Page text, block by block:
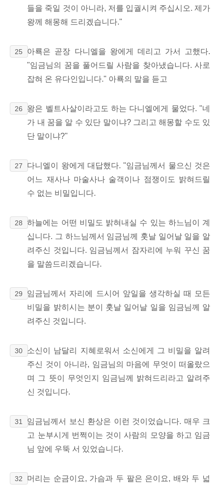
들을 죽일 것이 아니라, 저를 입궐시켜 주십시오. 제가
왕께 해몽해 드리겠습니다."
25
아룍은 곧장 다니엘을 왕에게 데리고 가서 고했다.
"임금님의 꿈을 풀어드릴 사람을 찾아냈습니다. 사로
잡혀 온 유다인입니다." 아룍의 말을 듣고
26
왕은 벨트사살이라고도 하는 다니엘에게 물었다. "네
가 내 꿈을 알 수 있단 말이냐? 그리고 해몽할 수도 있
단 말이냐?"
27
다니엘이 왕에게 대답했다. "임금님께서 물으신 것은
어느 재사나 마술사나 술객이나 점쟁이도 밝혀드릴
수 없는 비밀입니다.
28
하늘에는 어떤 비밀도 밝혀내실 수 있는 하느님이 계
십니다. 그 하느님께서 임금님께 훗날 일어날 일을 알
려주신 것입니다. 임금님께서 잠자리에 누워 꾸신 꿈
을 말씀드리겠습니다.
29
임금님께서 자리에 드시어 앞일을 생각하실 때 모든
비밀을 밝히시는 분이 훗날 일어날 일을 임금님께 알
려주신 것입니다.
30
소신이 남달리 지혜로워서 소신에게 그 비밀을 알려
주신 것이 아니라, 임금님의 마음에 무엇이 떠올랐으
며 그 뜻이 무엇인지 임금님께 밝혀드리라고 알려주
신 것입니다.
31
임금님께서 보신 환상은 이런 것이었습니다. 매우 크
고 눈부시게 번쩍이는 것이 사람의 모양을 하고 임금
님 앞에 우뚝 서 있었습니다.
32
머리는 순금이요, 가슴과 두 팔은 은이요, 배와 두 넓